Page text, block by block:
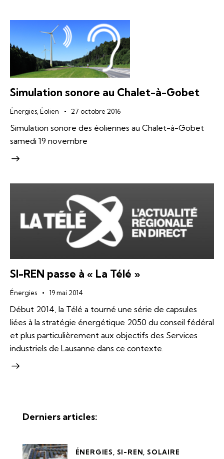
Simulation sonore au Chalet-à-Gobet
Énergies, Éolien 27 octobre 2016
Simulation sonore des éoliennes au Chalet-à-Gobet
samedi 19 novembre
SI-REN passe à « La Télé »
Énergies 19 mai 2014
Début 2014, la Télé a tourné une série de capsules
liées à la stratégie énergétique 2050 du conseil fédéral
et plus particulièrement aux objectifs des Services
industriels de Lausanne dans ce contexte.
Derniers articles:
ÉNERGIES SI-REN SOLAIRE